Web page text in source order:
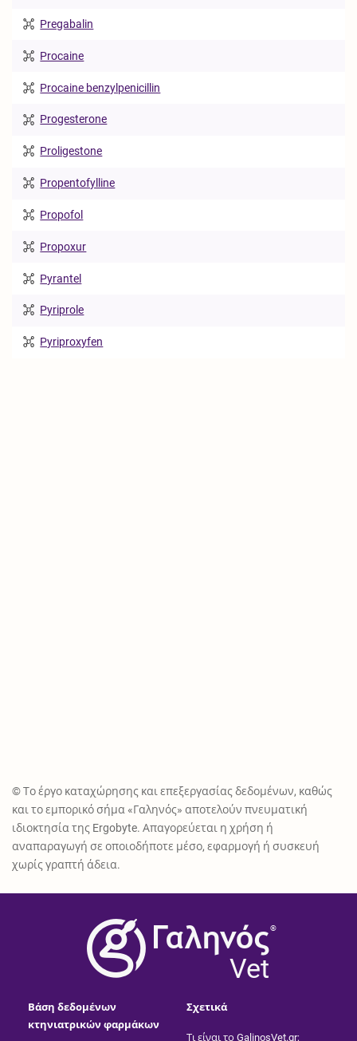
Pregabalin
Procaine
Procaine benzylpenicillin
Progesterone
Proligestone
Propentofylline
Propofol
Propoxur
Pyrantel
Pyriprole
Pyriproxyfen
© Το έργο καταχώρησης και επεξεργασίας δεδομένων, καθώς
και το εμπορικό σήμα «Γαληνός» αποτελούν πνευματική
ιδιοκτησία της Ergobyte. Απαγορεύεται η χρήση ή
αναπαραγωγή σε οποιοδήποτε μέσο, εφαρμογή ή συσκευή
χωρίς γραπτή άδεια.
®
Vet
Βάση δεδομένων
κτηνιατρικών φαρμάκων
Σχετικά
Τι είναι το GalinosVet.gr;